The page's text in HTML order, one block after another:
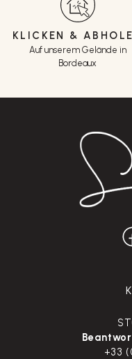
KLICKEN &
Auf unserem Gelände in
Bordeaux
+33